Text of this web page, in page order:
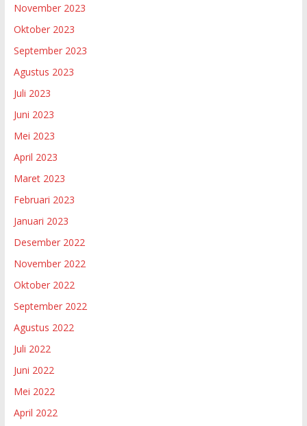
November 2023
Oktober 2023
September 2023
Agustus 2023
Juli 2023
Juni 2023
Mei 2023
April 2023
Maret 2023
Februari 2023
Januari 2023
Desember 2022
November 2022
Oktober 2022
September 2022
Agustus 2022
Juli 2022
Juni 2022
Mei 2022
April 2022